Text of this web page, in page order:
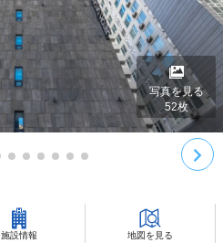
写真を見る
52枚
施設情報 地図を見る